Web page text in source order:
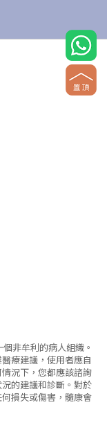
非牟利的病人組織。
療建議，使用者應自
況下，您都應該諮詢
的建議和診斷。對於
損失或傷害，髓康會